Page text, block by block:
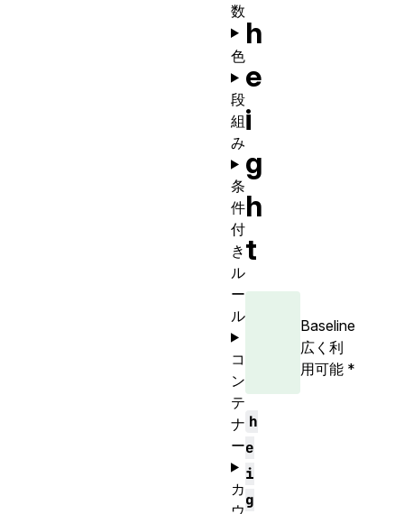
h
e
i
g
h
t
Baseline
広く利
用可能 *
h
e
i
g
数
色
段
組
み
条
件
付
き
ル
ー
ル
コ
ン
テ
ナ
ー
カ
ウ